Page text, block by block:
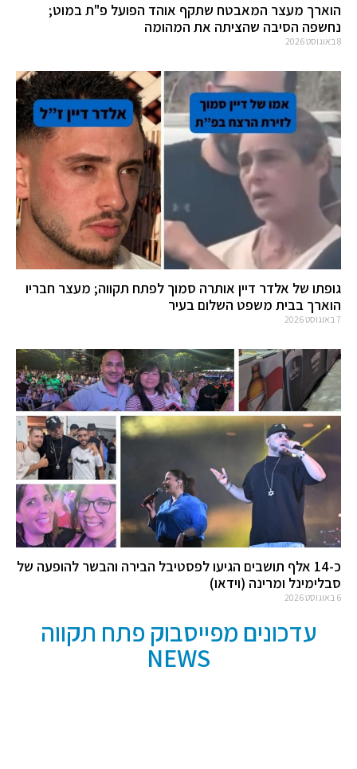
הוארך מעצר המאבטח שתקף אוהד הפועל פ"ת במוט;
נחשפה הסיבה שהציתה את המהומה
8 באוגוסט 2026
גופתו של אלדר דיין אותרה סמוך לפתח תקווה; מעצר חבריו
הוארך בבית משפט השלום בעיר
7 באוגוסט 2026
כ-14 אלף תושבים הגיעו לפסטיבל הבירה והבשר להופעה של
סבלימינל ומרינה (וידאו)
6 באוגוסט 2026
עדכונים מפייסבוק פתח תקווה
NEWS